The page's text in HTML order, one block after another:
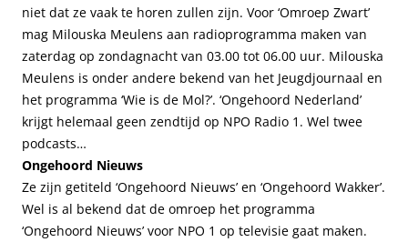
niet dat ze vaak te horen zullen zijn. Voor ‘Omroep Zwart’
mag Milouska Meulens aan radioprogramma maken van
zaterdag op zondagnacht van 03.00 tot 06.00 uur. Milouska
Meulens is onder andere bekend van het Jeugdjournaal en
het programma ‘Wie is de Mol?’. ‘Ongehoord Nederland’
krijgt helemaal geen zendtijd op NPO Radio 1. Wel twee
podcasts…
Ongehoord Nieuws
Ze zijn getiteld ‘Ongehoord Nieuws’ en ‘Ongehoord Wakker’.
Wel is al bekend dat de omroep het programma
‘Ongehoord Nieuws’ voor NPO 1 op televisie gaat maken.